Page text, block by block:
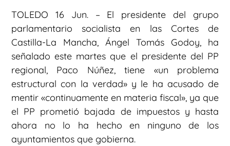
TOLEDO 16 Jun. – El presidente del grupo
parlamentario socialista en las Cortes de
Castilla-La Mancha, Ángel Tomás Godoy, ha
señalado este martes que el presidente del PP
regional, Paco Núñez, tiene «un problema
estructural con la verdad» y le ha acusado de
mentir «continuamente en materia fiscal», ya que
el PP prometió bajada de impuestos y hasta
ahora no lo ha hecho en ninguno de los
ayuntamientos que gobierna.